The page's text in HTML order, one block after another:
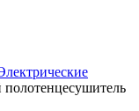
полотенцесушитель